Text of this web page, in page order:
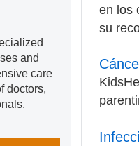
and
care
doctors,
en los
su